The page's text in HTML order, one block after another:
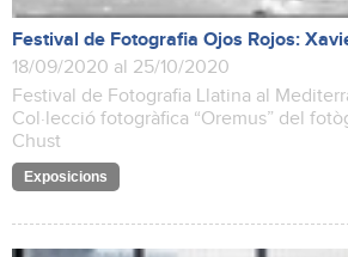
Festival de Fotografia Ojos Rojos:
18/09/2020 al 25/10/2020
Festival de Fotografia Llatina al
Col·lecció fotogràfica “Oremus” del
Chust
Exposicions